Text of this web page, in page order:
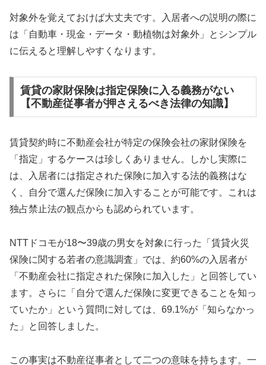
対象外を覚えておけば大丈夫です。入居者への説明の際に
は「自動車・現金・データ・動植物は対象外」とシンプル
に伝えると理解しやすくなります。
賃貸の家財保険は指定保険に入る義務がない
【不動産従事者が押さえるべき法律の知識】
賃貸契約時に不動産会社が特定の保険会社の家財保険を
「指定」するケースは珍しくありません。しかし実際に
は、入居者には指定された保険に加入する法的義務はな
く、自分で選んだ保険に加入することが可能です。これは
独占禁止法の観点からも認められています。
NTTドコモが18〜39歳の男女を対象に行った「賃貸火災
保険に関する若者の意識調査」では、約60%の入居者が
「不動産会社に指定された保険に加入した」と回答してい
ます。さらに「自分で選んだ保険に変更できることを知っ
ていたか」という質問に対しては、69.1%が「知らなかっ
た」と回答しました。
この事実は不動産従事者として二つの意味を持ちます。一